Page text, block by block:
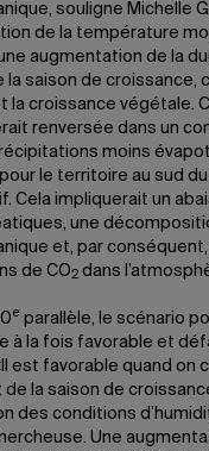
souligne Michelle
de la température
augmentation de la
la saison de croissance,
la croissance végétale.
renversée dans un
moins
le territoire au sud
Cela impliquerait un
une
et, par
de CO2 dans
e parallèle, le scénario
à la fois favorable et
est favorable quand on
la saison de
des conditions
Une